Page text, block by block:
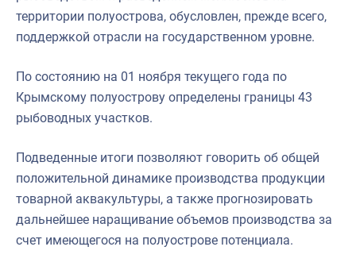
территории полуострова, обусловлен, прежде всего,
поддержкой отрасли на государственном уровне.
По состоянию на 01 ноября текущего года по
Крымскому полуострову определены границы 43
рыбоводных участков.
Подведенные итоги позволяют говорить об общей
положительной динамике производства продукции
товарной аквакультуры, а также прогнозировать
дальнейшее наращивание объемов производства за
счет имеющегося на полуострове потенциала.